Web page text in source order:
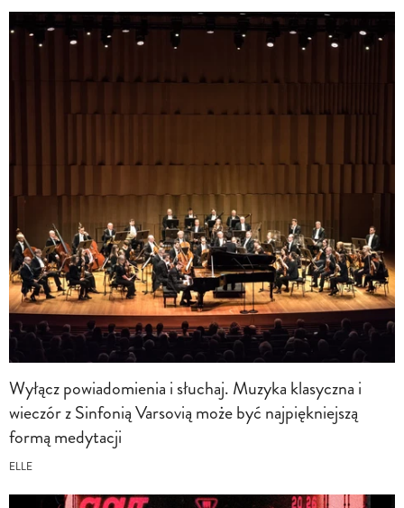
Wyłącz powiadomienia i słuchaj. Muzyka klasyczna i
wieczór z Sinfonią Varsovią może być najpiękniejszą
formą medytacji
ELLE